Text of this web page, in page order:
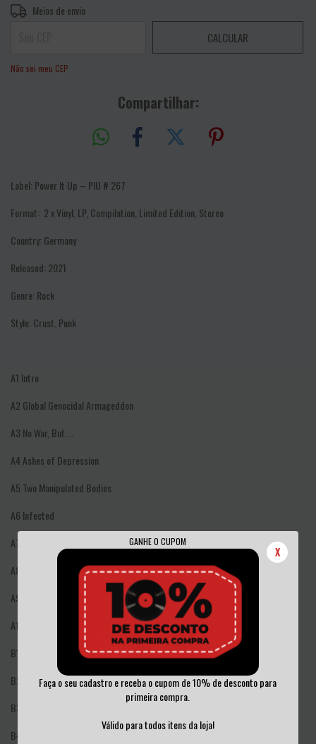
GANHE O CUPOM
X
Faça o seu cadastro e receba o cupom de 10% de desconto para
primeira compra.
Válido para todos itens da loja!
Entregas para o CEP:
Meios de envio
CALCULAR
Não sei meu CEP
Compartilhar:
Label: Power It Up – PIU # 267
Format: 2 x Vinyl, LP, Compilation, Limited Edition, Stereo
Country: Germany
Released: 2021
Genre: Rock
Style: Crust, Punk
A1 Intro
A2 Global Genocidal Armageddon
A3 No War, But....
A4 Ashes of Depression
A5 Two Manipulated Bodies
A6 Infected
A7
A8
Ode To Destroy!
A9
In Case Of Opposition
A10
No Better Than Shit
B1
Global Genocidal Armageddon Pt 2 (Observe The Carnage)
B2
In Case Of Opposition
B3
B4